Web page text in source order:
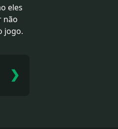
eles
não
jogo.
❯